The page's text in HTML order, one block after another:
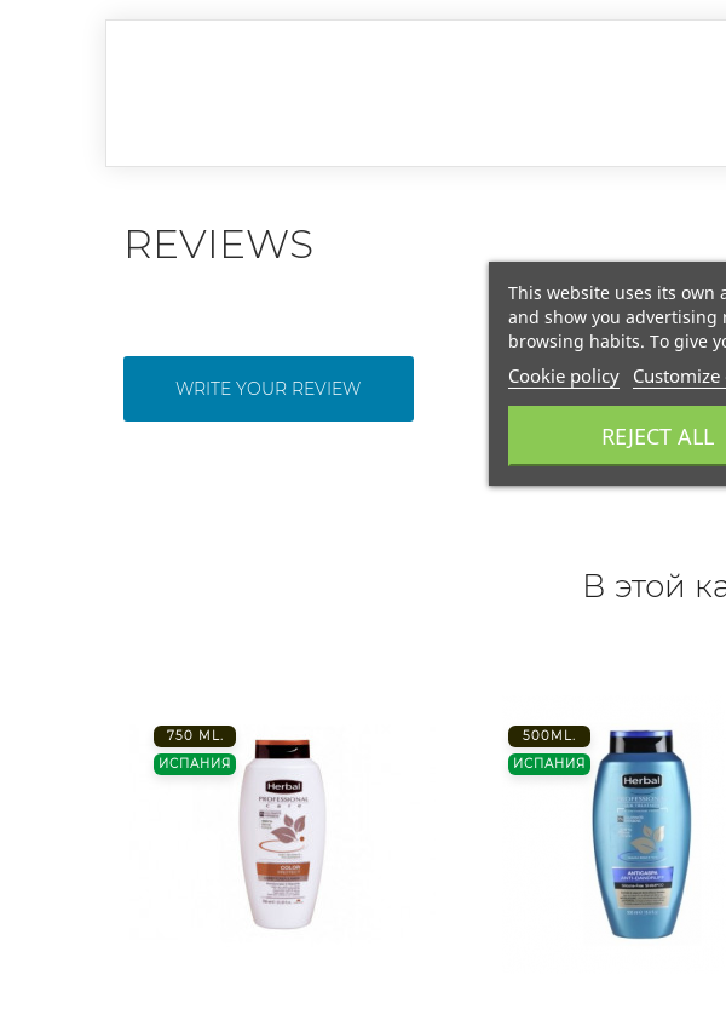
REVIEWS
WRITE YOUR REVIEW
В этой
750 ML.
ИСПАНИЯ
500ML.
ИСПАНИЯ
This website uses its own
and show you advertising
browsing habits. To give
Cookie policy Customize
REJECT ALL